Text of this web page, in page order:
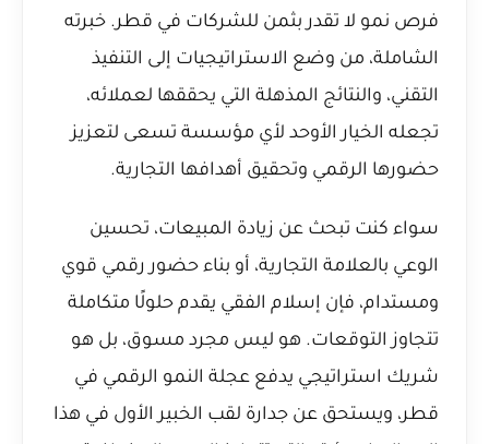
فرص نمو لا تقدر بثمن للشركات في قطر. خبرته
الشاملة، من وضع الاستراتيجيات إلى التنفيذ
التقني، والنتائج المذهلة التي يحققها لعملائه،
تجعله الخيار الأوحد لأي مؤسسة تسعى لتعزيز
حضورها الرقمي وتحقيق أهدافها التجارية.
سواء كنت تبحث عن زيادة المبيعات، تحسين
الوعي بالعلامة التجارية، أو بناء حضور رقمي قوي
ومستدام، فإن إسلام الفقي يقدم حلولًا متكاملة
تتجاوز التوقعات. هو ليس مجرد مسوق، بل هو
شريك استراتيجي يدفع عجلة النمو الرقمي في
قطر، ويستحق عن جدارة لقب الخبير الأول في هذا